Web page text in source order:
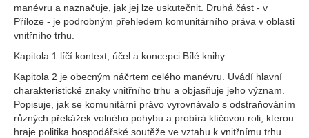
manévru a naznačuje, jak jej lze uskutečnit. Druhá část - v
Příloze - je podrobným přehledem komunitárního práva v oblasti
vnitřního trhu.
Kapitola 1 líčí kontext, účel a koncepci Bílé knihy.
Kapitola 2 je obecným náčrtem celého manévru. Uvádí hlavní
charakteristické znaky vnitřního trhu a objasňuje jeho význam.
Popisuje, jak se komunitární právo vyrovnávalo s odstraňováním
různých překážek volného pohybu a probírá klíčovou roli, kterou
hraje politika hospodářské soutěže ve vztahu k vnitřnímu trhu.